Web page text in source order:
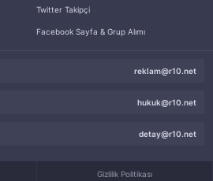
Twitter Takipçi
Facebook Sayfa & Grup Alımı
reklam@r10.net
hukuk@r10.net
detay@r10.net
Gizlilik Politikası